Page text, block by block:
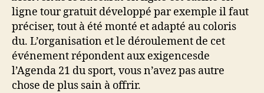
ligne tour gratuit développé par exemple il faut
préciser, tout à été monté et adapté au coloris
du. L’organisation et le déroulement de cet
événement répondent aux exigencesde
l’Agenda 21 du sport, vous n’avez pas autre
chose de plus sain à offrir.